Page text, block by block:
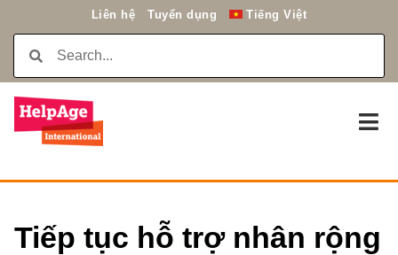
Liên hệ Tuyển dụng Tiếng Việt
Tiếp tục hỗ trợ nhân rộng